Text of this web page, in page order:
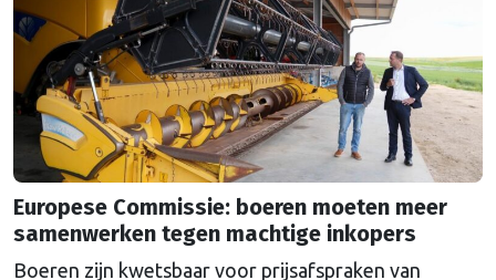
Europese Commissie: boeren moeten meer
samenwerken tegen machtige inkopers
Boeren zijn kwetsbaar voor prijsafspraken van